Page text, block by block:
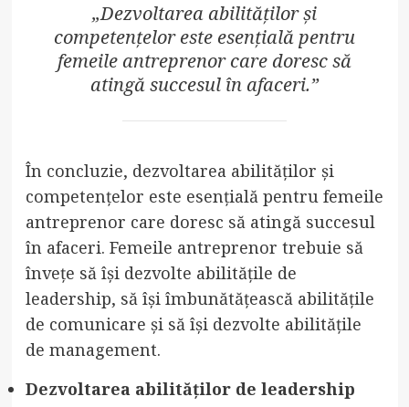
„Dezvoltarea abilităților și
competențelor este esențială pentru
femeile antreprenor care doresc să
atingă succesul în afaceri.”
În concluzie, dezvoltarea abilităților și
competențelor este esențială pentru femeile
antreprenor care doresc să atingă succesul
în afaceri. Femeile antreprenor trebuie să
învețe să își dezvolte abilitățile de
leadership, să își îmbunătățească abilitățile
de comunicare și să își dezvolte abilitățile
de management.
Dezvoltarea abilităților de leadership